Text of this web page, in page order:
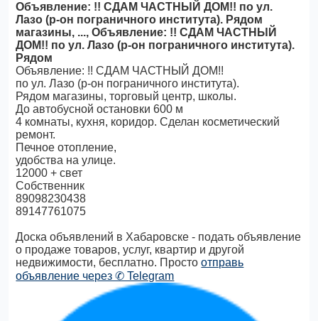
Объявление: !! СДАМ ЧАСТНЫЙ ДОМ!! по ул.
Лазо (р-он пограничного института). Рядом
магазины, ..., Объявление: !! СДАМ ЧАСТНЫЙ
ДОМ!! по ул. Лазо (р-он пограничного института).
Рядом
Объявление: !! СДАМ ЧАСТНЫЙ ДОМ!!
по ул. Лазо (р-он пограничного института).
Рядом магазины, торговый центр, школы.
До автобусной остановки 600 м
4 комнаты, кухня, коридор. Сделан косметический
ремонт.
Печное отопление,
удобства на улице.
12000 + свет
Собственник
89098230438
89147761075
Доска объявлений в Хабаровске - подать объявление
о продаже товаров, услуг, квартир и другой
недвижимости, бесплатно. Простоотправь
объявление через ✆ Telegram